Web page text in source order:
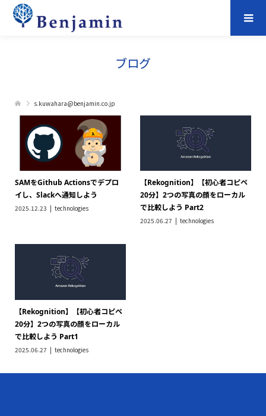
ブログ
s.kuwahara@benjamin.co.jp
SAMをGithub Actionsでデプロ
イし、Slackへ通知しよう
2025.12.23 technologies
【Rekognition】【初心者コピペ
20分】2つの写真の顔をローカル
で比較しよう Part2
2025.06.27 technologies
【Rekognition】【初心者コピペ
20分】2つの写真の顔をローカル
で比較しよう Part1
2025.06.27 technologies